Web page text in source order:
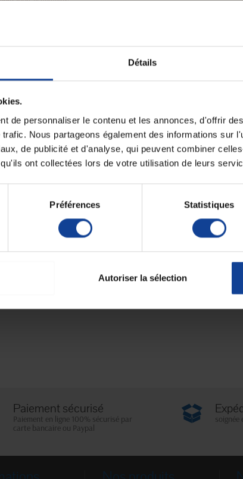
Détails
de personnaliser le contenu et les annonces, d'offrir
Nous partageons également des informations sur
de publicité et d'analyse, qui peuvent combiner
ont collectées lors de votre utilisation de leurs
Préférences Statistiques
Autoriser la sélection
Paiement sécurisé
Paiement en ligne 100% sécurisé par
carte bancaire ou Paypal
soignée